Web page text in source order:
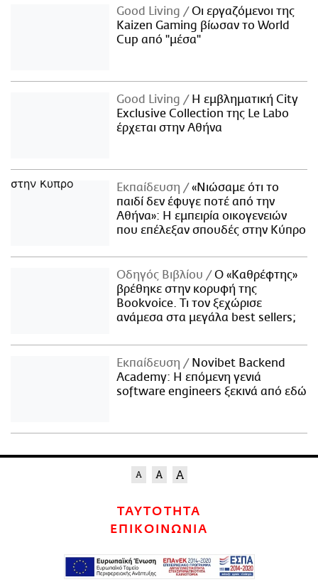
Good Living
Οι εργαζόμενοι της
Kaizen Gaming βίωσαν το World
Cup από "μέσα"
Good Living
Η εμβληματική City
Exclusive Collection της Le Labo
έρχεται στην Αθήνα
Εκπαίδευση
«Νιώσαμε ότι το
παιδί δεν έφυγε ποτέ από την
Αθήνα»: Η εμπειρία οικογενειών
που επέλεξαν σπουδές στην Κύπρο
Οδηγός Βιβλίου
Ο «Καθρέφτης»
βρέθηκε στην κορυφή της
Bookvoice. Τι τον ξεχώρισε
ανάμεσα στα μεγάλα best sellers;
Εκπαίδευση
Novibet Backend
Academy: Η επόμενη γενιά
software engineers ξεκινά από εδώ
ΤΑΥΤΟΤΗΤΑ
ΕΠΙΚΟΙΝΩΝΙΑ